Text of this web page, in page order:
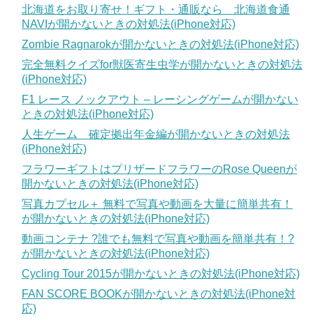
北海道をお取り寄せ！ギフト・通販なら 北海道食通
NAVIが開かないときの対処法(iPhone対応)
Zombie Ragnarokが開かないときの対処法(iPhone対応)
完全無料クイズfor獣医寄生虫学が開かないときの対処法
(iPhone対応)
F1 レース ノックアウト – レーシングゲームが開かない
ときの対処法(iPhone対応)
人生ゲーム 確定拠出年金編が開かないときの対処法
(iPhone対応)
フラワーギフトはプリザードフラワーのRose Queenが
開かないときの対処法(iPhone対応)
写真カプセル＋ 無料で写真や動画を大量に簡単共有！
が開かないときの対処法(iPhone対応)
動画コンテナ ?誰でも無料で写真や動画を簡単共有！?
が開かないときの対処法(iPhone対応)
Cycling Tour 2015が開かないときの対処法(iPhone対応)
FAN SCORE BOOKが開かないときの対処法(iPhone対
応)